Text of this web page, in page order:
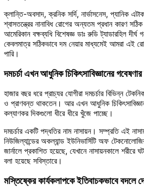
ক্লান্তি-অবসাদ, ক্রনিক সর্দি, নার্ভাসনেস, প্যানিক
শ্বাসতন্ত্রের নানাবিধ রোগের অন্যতম প্রধান কারণ
আমেরিকান বক্ষব্যধি বিশেষজ্ঞ ডাঃ রুডি ট্যাডারহিল
কেবলমাত্র সঠিকভাবে দম নেয়ার মাধ্যমেই আমরা এই
পারি।
দমচর্চা এখন আধুনিক চিকিৎসাবিজ্ঞানের গবেষণার
হাজার বছর ধরে প্রাচ্যর যোগীরা দমচর্চার বিভিন্ন
ও প্রাণবন্ত থাকতেন। আর এখন আধুনিক
কল্যাণকর দিকগুলো ধীরে ধীরে খুঁজে পাচ্ছে।
দমচর্চার একটি পদ্ধতির নাম নাসায়ন। সম্প্রতি এই
নিউজিল্যান্ডের অকল্যান্ড ইউনিভার্সিটি অফ
জার্নালে প্রকাশিত হয়েছে, যেখানে নাসায়নকালে শরীরে
বলা হয়েছে সবিস্তারে।
মস্তিষ্কের কার্যকলাপকে ইতিবাচকভাবে বদলে